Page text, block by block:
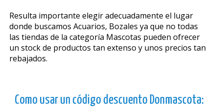
Resulta importante elegir adecuadamente el lugar
donde buscamos Acuarios, Bozales ya que no todas
las tiendas de la categoría Mascotas pueden ofrecer
un stock de productos tan extenso y unos precios tan
rebajados.
Como usar un código descuento Donmascota: